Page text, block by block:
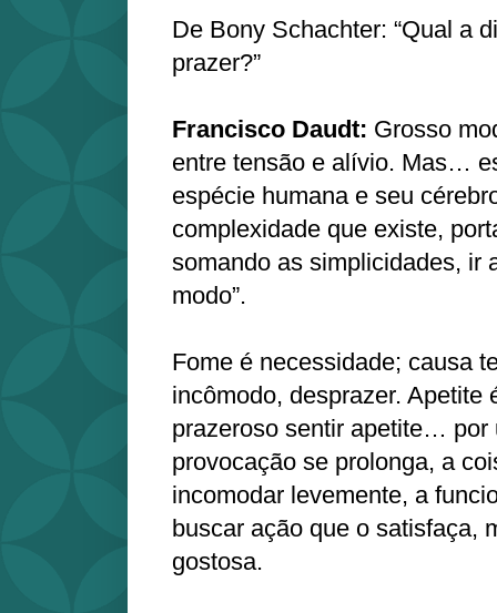
De Bony Schachter: “Qual a
prazer?”
Francisco Daudt: Grosso
entre tensão e alívio. Mas…
espécie humana e seu
complexidade que existe,
somando as simplicidades, ir
modo”.
Fome é necessidade; causa
incômodo, desprazer. Apetite
prazeroso sentir apetite… por
provocação se prolonga, a
incomodar levemente, a
buscar ação que o satisfaça,
gostosa.